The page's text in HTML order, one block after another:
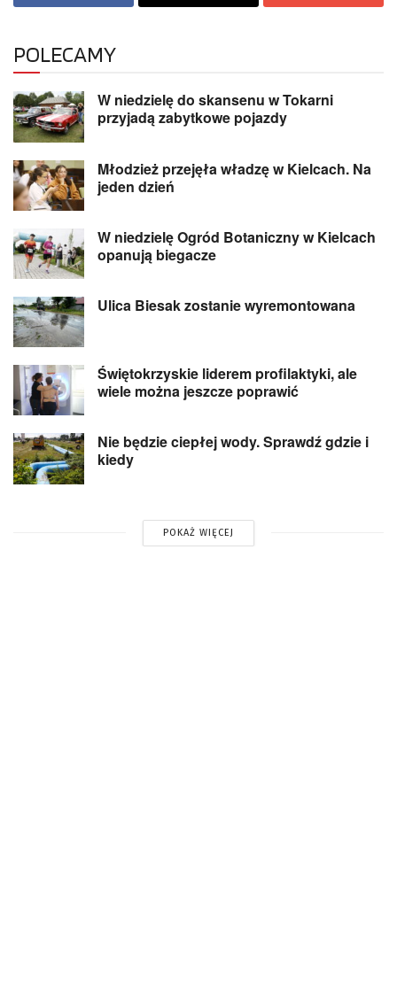
POLECAMY
W niedzielę do skansenu w Tokarni
przyjadą zabytkowe pojazdy
Młodzież przejęła władzę w Kielcach. Na
jeden dzień
W niedzielę Ogród Botaniczny w Kielcach
opanują biegacze
Ulica Biesak zostanie wyremontowana
Świętokrzyskie liderem profilaktyki, ale
wiele można jeszcze poprawić
Nie będzie ciepłej wody. Sprawdź gdzie i
kiedy
POKAŻ WIĘCEJ